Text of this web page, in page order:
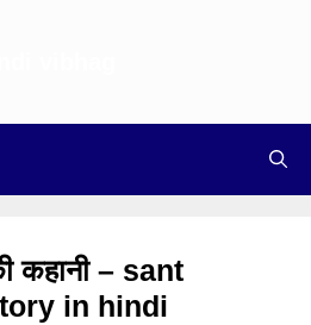
कहानी – sant
in hindi